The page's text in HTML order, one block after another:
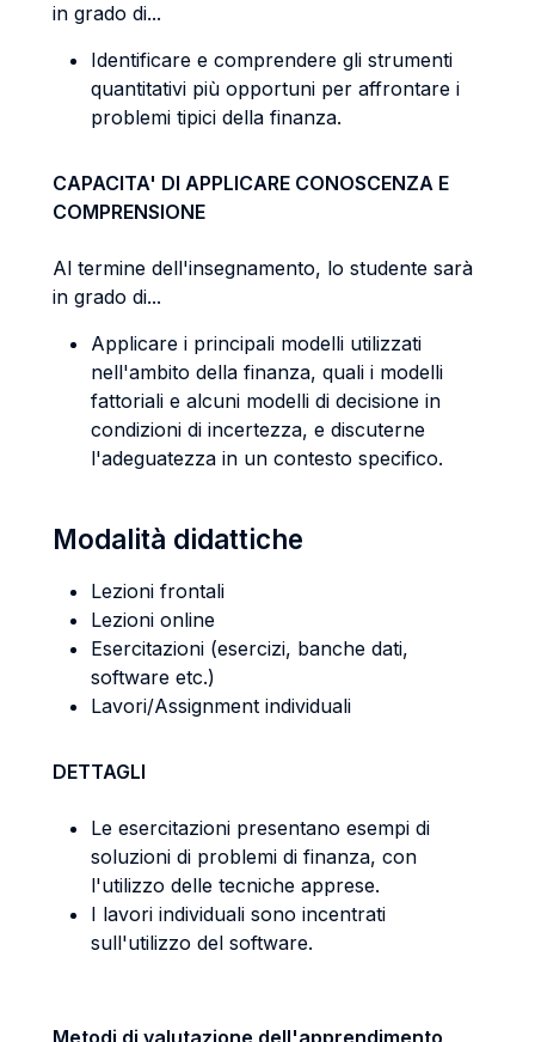
in grado di...
Identificare e comprendere gli strumenti
quantitativi più opportuni per affrontare i
problemi tipici della finanza.
CAPACITA' DI APPLICARE CONOSCENZA E
COMPRENSIONE
Al termine dell'insegnamento, lo studente sarà
in grado di...
Applicare i principali modelli utilizzati
nell'ambito della finanza, quali i modelli
fattoriali e alcuni modelli di decisione in
condizioni di incertezza, e discuterne
l'adeguatezza in un contesto specifico.
Modalità didattiche
Lezioni frontali
Lezioni online
Esercitazioni (esercizi, banche dati,
software etc.)
Lavori/Assignment individuali
DETTAGLI
Le esercitazioni presentano esempi di
soluzioni di problemi di finanza, con
l'utilizzo delle tecniche apprese.
I lavori individuali sono incentrati
sull'utilizzo del software.
Metodi di valutazione dell'apprendimento